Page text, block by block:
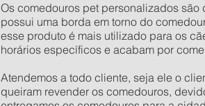
Os comedouros pet personalizados
possui uma borda em torno do
esse produto é mais utilizado para os
horários específicos e acabam por
Atendemos a todo cliente, seja ele o
queiram revender os comedouros,